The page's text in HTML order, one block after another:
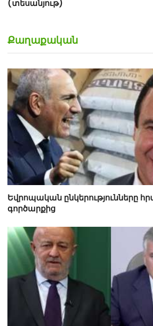
(տեսանյութ)
Քաղաքական
Եվրոպական ընկերությունները
գործարքից